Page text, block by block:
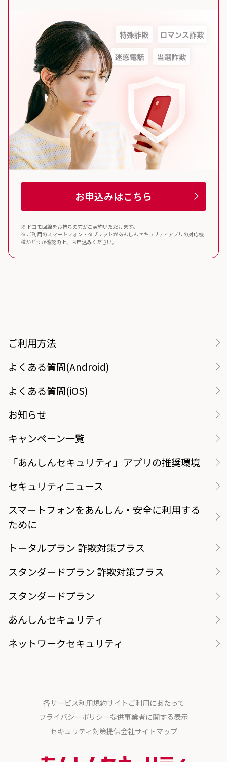
お申込みはこちら
※ ドコモ回線をお持ちの方がご契約いただけます。
※ ご利用のスマートフォン・タブレットがあんしんセキュリティ アプリの対応機
種かどうか確認の上、お申込みください。
ご利用方法
よくある質問(Android)
よくある質問(iOS)
お知らせ
キャンペーン一覧
「あんしんセキュリティ」アプリの推奨環境
セキュリティニュース
スマートフォンをあんしん・安全に利用する
ために
トータルプラン 詐欺対策プラス
スタンダードプラン 詐欺対策プラス
スタンダードプラン
あんしんセキュリティ
ネットワークセキュリティ
各サービス利用規約サイトご利用にあたって
プライバシーポリシー提供事業者に関する表示
セキュリティ対策提供会社サイトマップ